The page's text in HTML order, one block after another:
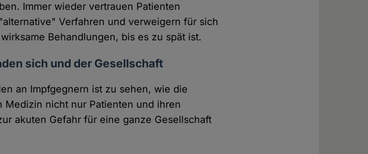
Immer wieder vertrauen Patienten
Verfahren und verweigern für sich
Behandlungen, bis es zu spät ist.
sich und der Gesellschaft
an Impfgegnern ist zu sehen, wie die
nicht nur Patienten und ihren
akuten Gefahr für eine ganze Gesellschaft